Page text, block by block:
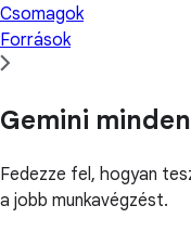
Csomagok
Források
Gemini
Fedezze fel, hogyan
a jobb munkavégzést.